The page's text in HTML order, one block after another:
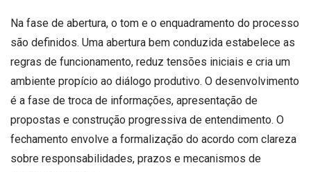
Na fase de abertura, o tom e o enquadramento do processo
são definidos. Uma abertura bem conduzida estabelece as
regras de funcionamento, reduz tensões iniciais e cria um
ambiente propício ao diálogo produtivo. O desenvolvimento
é a fase de troca de informações, apresentação de
propostas e construção progressiva de entendimento. O
fechamento envolve a formalização do acordo com clareza
sobre responsabilidades, prazos e mecanismos de